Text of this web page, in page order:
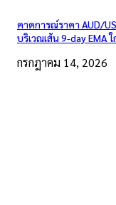
คาดการณ์ราคา AUD/
บริเวณเส้น 9-day EMA
กรกฎาคม 14, 2026